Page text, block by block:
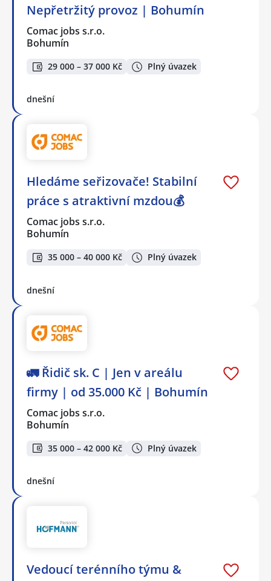
Nepřetržitý provoz | Bohumín
Comac jobs s.r.o.
Bohumín
29 000 – 37 000 Kč Plný úvazek
dnešní
Hledáme seřizovače! Stabilní
práce s atraktivní mzdou💰
Comac jobs s.r.o.
Bohumín
35 000 – 40 000 Kč Plný úvazek
dnešní
🚛 Řidič sk. C | Jen v areálu
firmy | od 35.000 Kč | Bohumín
Comac jobs s.r.o.
Bohumín
35 000 – 42 000 Kč Plný úvazek
dnešní
Vedoucí terénního týmu &